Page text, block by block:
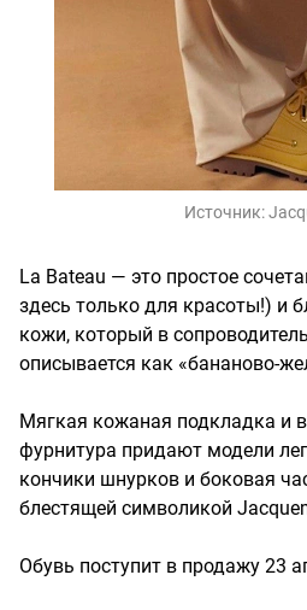
Источник:
La Bateau — это простое
здесь только для красоты!) и
кожи, который в
описывается как «бананово-
Мягкая кожаная подкладка и
фурнитура придают модели
кончики шнурков и боковая
блестящей символикой
Обувь поступит в продажу 23